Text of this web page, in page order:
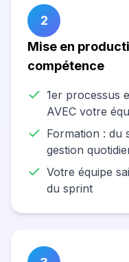
2
Mise en
compétence
1er processus
AVEC votre
Formation : du
gestion
Votre équipe
du sprint